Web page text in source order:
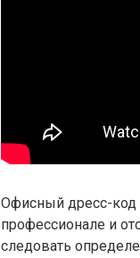
Офисный дресс-код
профессионале и
следовать